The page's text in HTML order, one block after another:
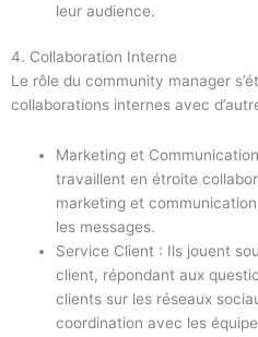
leur audience.
4. Collaboration Interne
Le rôle du community manager
collaborations internes avec
Marketing et
travaillent en étroite
marketing et
les messages.
Service Client : Ils jouent
client, répondant aux
clients sur les réseaux
coordination avec les